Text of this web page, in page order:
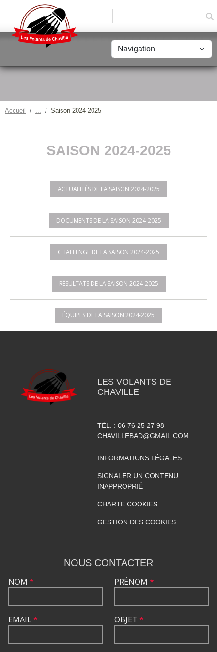
Accueil Saison 2024-2025
SAISON 2024-2025
ACTUALITÉS DE LA SAISON 2024-2025
DOCUMENTS DE LA SAISON 2024-2025
CHALLENGE DE LA SAISON 2024-2025
RÉSULTATS DE LA SAISON 2024-2025
ÉQUIPES DE LA SAISON 2024-2025
LES VOLANTS DE
CHAVILLE
TÉL. : 06 76 25 27 98
CHAVILLEBAD@GMAIL.COM
INFORMATIONS LÉGALES
SIGNALER UN CONTENU
INAPPROPRIÉ
CHARTE COOKIES
GESTION DES COOKIES
NOUS CONTACTER
NOM *
EMAIL*
PRÉNOM *
OBJET *
Panneau de gestion des cookies